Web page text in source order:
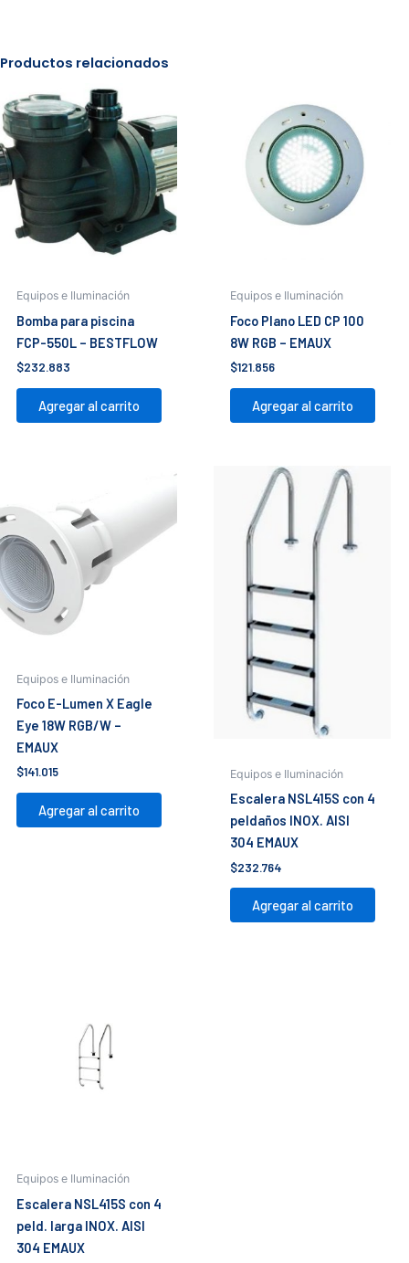
Productos relacionados
Equipos e Iluminación
Bomba para piscina
FCP-550L – BESTFLOW
$232.883
Agregar al carrito
Equipos e Iluminación
Foco Plano LED CP 100
8W RGB – EMAUX
$121.856
Agregar al carrito
Equipos e Iluminación
Foco E-Lumen X Eagle
Eye 18W RGB/W –
EMAUX
$141.015
Agregar al carrito
Equipos e Iluminación
Escalera NSL415S con 4
peldaños INOX. AISI
304 EMAUX
$232.764
Agregar al carrito
Equipos e Iluminación
Escalera NSL415S con 4
peld. larga INOX. AISI
304 EMAUX